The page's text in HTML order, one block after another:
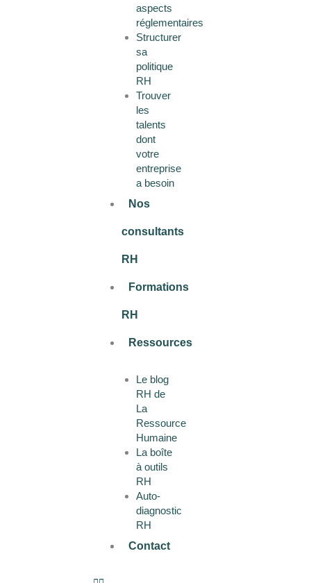
aspects
réglementaires
Structurer
sa
politique
RH
Trouver
les
talents
dont
votre
entreprise
a besoin
Nos
consultants
RH
Formations
RH
Ressources
Le blog
RH de
La
Ressource
Humaine
La boîte
à outils
RH
Auto-
diagnostic
RH
Contact